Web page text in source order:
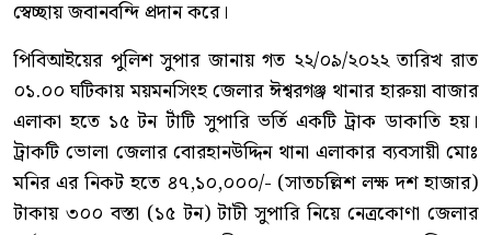
স্বেচ্ছায় জবানবন্দি প্রদান করে।
পিবিআইয়ের পুলিশ সুপার জানায় গত ২২/০৯/২০২২ তারিখ রাত
০১.০০ ঘটিকায় ময়মনসিংহ জেলার ঈশ্বরগঞ্জ থানার হারুয়া বাজার
এলাকা হতে ১৫ টন টাঁটি সুপারি ভর্তি একটি ট্রাক ডাকাতি হয়।
ট্রাকটি ভোলা জেলার বোরহানউদ্দিন থানা এলাকার ব্যবসায়ী মোঃ
মনির এর নিকট হতে ৪৭,১০,০০০/- (সাতচল্লিশ লক্ষ দশ হাজার)
টাকায় ৩০০ বস্তা (১৫ টন) টাটী সুপারি নিয়ে নেত্রকোণা জেলার